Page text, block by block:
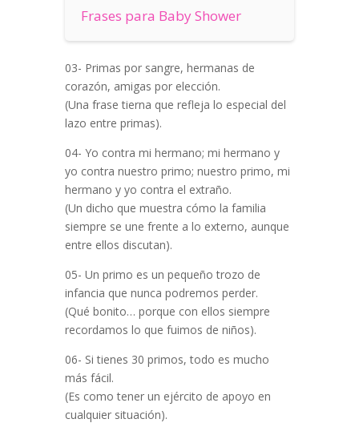
Frases para Baby Shower
03- Primas por sangre, hermanas de
corazón, amigas por elección.
(Una frase tierna que refleja lo especial del
lazo entre primas).
04- Yo contra mi hermano; mi hermano y
yo contra nuestro primo; nuestro primo, mi
hermano y yo contra el extraño.
(Un dicho que muestra cómo la familia
siempre se une frente a lo externo, aunque
entre ellos discutan).
05- Un primo es un pequeño trozo de
infancia que nunca podremos perder.
(Qué bonito… porque con ellos siempre
recordamos lo que fuimos de niños).
06- Si tienes 30 primos, todo es mucho
más fácil.
(Es como tener un ejército de apoyo en
cualquier situación).